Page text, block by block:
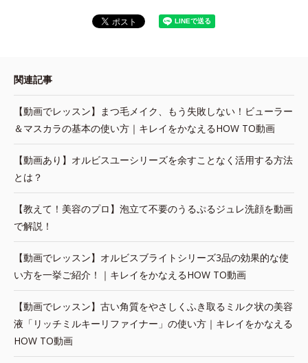
関連記事
【動画でレッスン】まつ毛メイク、もう失敗しない！ビューラー
＆マスカラの基本の使い方｜キレイをかなえるHOW TO動画
【動画あり】オルビスユーシリーズを余すことなく活用する方法
とは？
【教えて！美容のプロ】泡立て不要のうるぷるジュレ洗顔を動画
で解説！
【動画でレッスン】オルビスブライトシリーズ3品の効果的な使
い方を一挙ご紹介！｜キレイをかなえるHOW TO動画
【動画でレッスン】古い角質をやさしくふき取るミルク状の美容
液「リッチミルキーリファイナー」の使い方｜キレイをかなえる
HOW TO動画